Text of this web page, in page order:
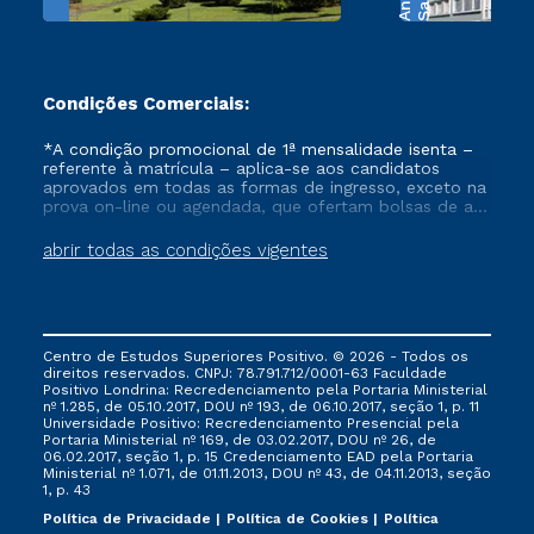
Condições Comerciais:
abrir todas as condições vigentes
*A condição promocional de 1ª mensalidade isenta –
referente à matrícula – aplica-se aos candidatos
aprovados em todas as formas de ingresso, exceto na
prova on-line ou agendada, que ofertam bolsas de até
vigente, que ainda não tenham efetivado e/ou não
tenham cancelado ou trancado sua matrícula em uma
via FIES, Prouni e outros programas governamentais, e
não se acumula com nenhuma outra campanha
ofertada pela Instituição.
Centro de Estudos Superiores Positivo. © 2026 - Todos os
direitos reservados. CNPJ: 78.791.712/0001-63 Faculdade
Positivo Londrina: Recredenciamento pela Portaria Ministerial
nº 1.285, de 05.10.2017, DOU nº 193, de 06.10.2017, seção 1, p. 11
Universidade Positivo: Recredenciamento Presencial ​pela
Portaria Ministerial nº 169, de 03.02.2017, DOU nº 26, de
06.02.2017, seção 1, p. 15 Credenciamento EAD pela Portaria
Ministerial nº 1.071, de 01.11.2013, DOU nº 43, de 04.11.2013, seção
1, p. 43
Política de Privacidade
Política de Cookies Política